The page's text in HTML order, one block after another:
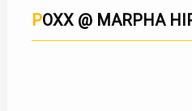
POXX @ MARPHA